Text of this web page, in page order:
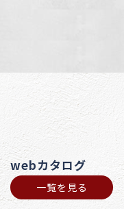
webカタログ
一覧を見る